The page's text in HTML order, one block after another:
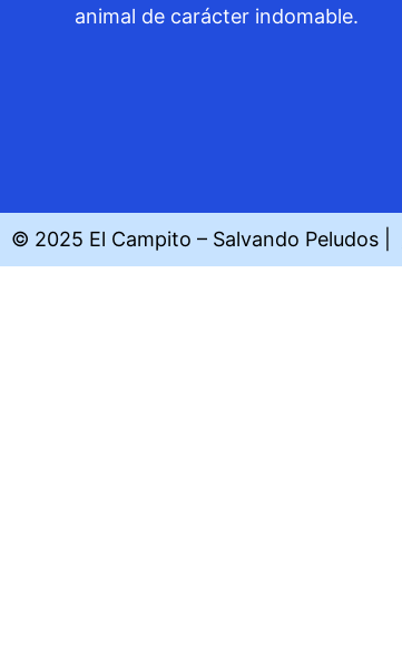
animal de carácter indomable.
© 2025 El Campito – Salvando Peludos |